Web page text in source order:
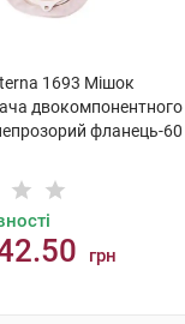
1693 Мішок
двокомпонентного
фланець-60
грн